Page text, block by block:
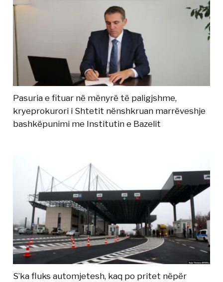
Pasuria e fituar në mënyrë të paligjshme,
kryeprokurori i Shtetit nënshkruan marrëveshje
bashkëpunimi me Institutin e Bazelit
S’ka fluks automjetesh, kaq po pritet nëpër